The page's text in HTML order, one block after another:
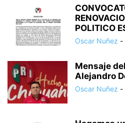
POLITICO
Oscar Nuñez -
Mensaje
Alejandro
Oscar Nuñez -